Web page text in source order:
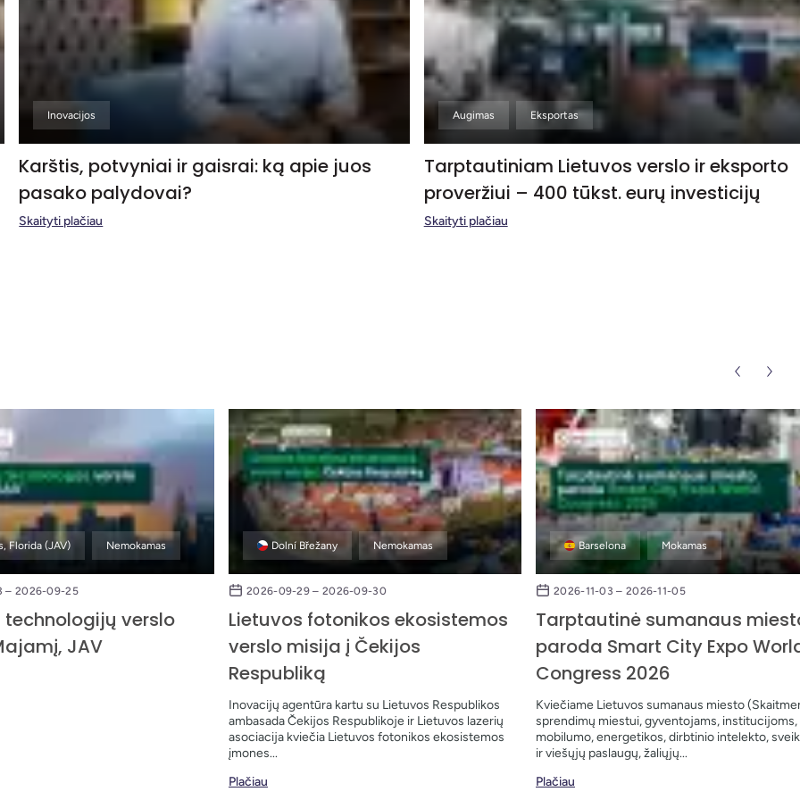
Inovacijos
Karštis, potvyniai ir gaisrai: ką apie juos
pasako palydovai?
Skaityti plačiau
Augimas Eksportas
Tarptautiniam Lietuvos verslo ir eksporto
proveržiui – 400 tūkst. eurų investicijų
Skaityti plačiau
Florida (JAV) Nemokamas
– 2026-09-25
verslo
JAV
Dolní Břežany Nemokamas
2026-09-29 – 2026-09-30
Lietuvos fotonikos ekosistemos
verslo misija į Čekijos
Respubliką
Inovacijų agentūra kartu su Lietuvos Respublikos
ambasada Čekijos Respublikoje ir Lietuvos lazerių
asociacija kviečia Lietuvos fotonikos ekosistemos
įmones...
Plačiau
Barselona Mokamas
2026-11-03 – 2026-11-05
Tarptautinė sumanaus
paroda Smart City Expo
Congress 2026
Kviečiame Lietuvos sumanaus miesto
sprendimų miestui, gyventojams, institucijoms,
mobilumo, energetikos, dirbtinio intelekto,
ir viešųjų paslaugų, žaliųjų...
Plačiau